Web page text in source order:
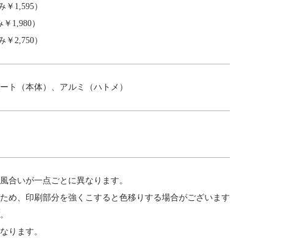
￥1,595）
1,980）
2,750）
ト（本体）、アルミ（ハトメ）
合いが一点ごとに異なります。
め、印刷部分を強くこすると色移りする場合がございます
ります。